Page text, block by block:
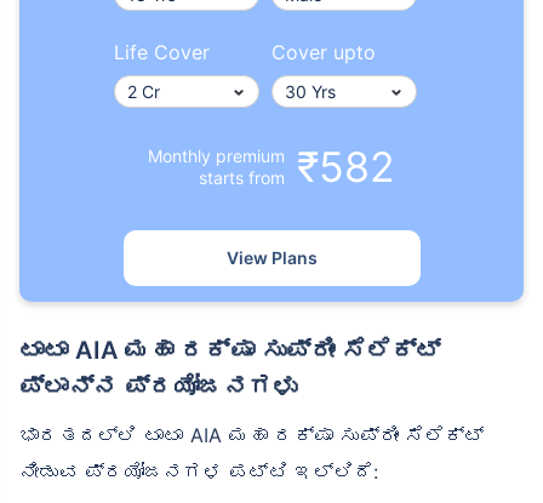
Life Cover Cover upto
Monthly premium
starts from
₹582
View Plans
ಟಾಟಾ AIA ಮಹಾ ರಕ್ಷಾ ಸುಪ್ರೀಂ ಸೆಲೆಕ್ಟ್
ಪ್ಲಾನ್‌ನ ಪ್ರಯೋಜನಗಳು
ಭಾರತದಲ್ಲಿ ಟಾಟಾ AIA ಮಹಾ ರಕ್ಷಾ ಸುಪ್ರೀಂ ಸೆಲೆಕ್ಟ್
ನೀಡುವ ಪ್ರಯೋಜನಗಳ ಪಟ್ಟಿ ಇಲ್ಲಿದೆ: